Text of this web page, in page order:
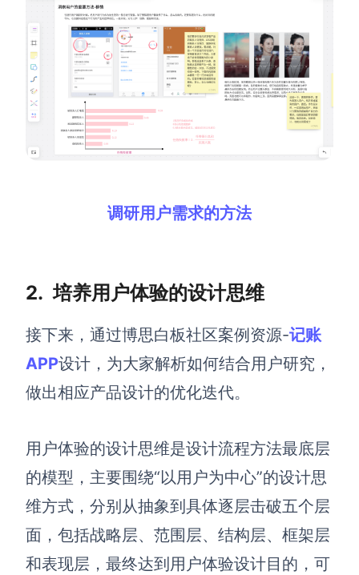
AI生成价值链
数据分析与策略
AI生成用户画像
AI生成Smart分析
AI生成波士顿矩阵
AI生成4P营销理论模型
AI生成AARRR模型
智能创作
AI生成PPT
AI生成图片
AI写作
AI生成简历
模板社区
私有化部署
管理功能定制 · 专业部署方案
客户案例
用boardmix提升团队协作效率
调研用户需求的方法
2. 培养用户体验的设计思维
接下来，通过博思白板社区案例资源-记账
APP设计，为大家解析如何结合用户研究，
做出相应产品设计的优化迭代。
用户体验的设计思维是设计流程方法最底层
的模型，主要围绕“以用户为中心”的设计思
维方式，分别从抽象到具体逐层击破五个层
面，包括战略层、范围层、结构层、框架层
和表现层，最终达到用户体验设计目的，可